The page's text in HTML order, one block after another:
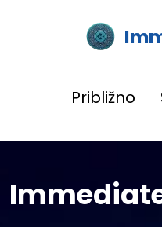
Približno